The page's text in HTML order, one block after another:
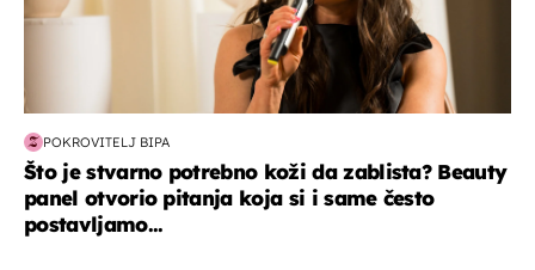
POKROVITELJ BIPA
Što je stvarno potrebno koži da zablista? Beauty
panel otvorio pitanja koja si i same često
postavljamo...